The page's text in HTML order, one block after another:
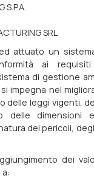
S.P.A.
SRL
attuato un
ai
di gestione
impegna nel
delle leggi vigenti,
delle dimensioni
dei pericoli,
dei
a: